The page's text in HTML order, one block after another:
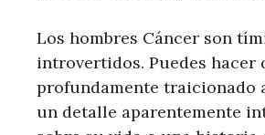
Los hombres Cáncer son
introvertidos. Puedes hacer
profundamente traicionado
un detalle aparentemente